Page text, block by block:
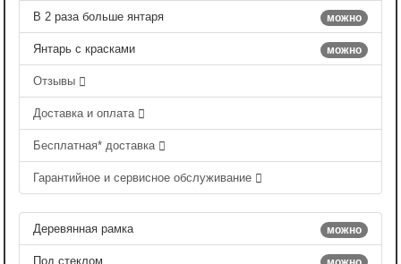
можно
В 2 раза больше янтаря
можно
Янтарь с красками
Отзывы
Доставка и оплата
Бесплатная* доставка
Гарантийное и сервисное обслуживание
можно
Деревянная рамка
Под стеклом